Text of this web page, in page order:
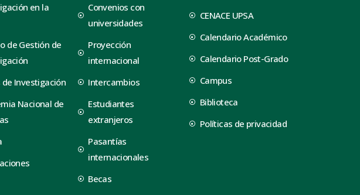
en la
de Gestión de
de Investigación
Nacional de
Convenios con
universidades
Proyección
internacional
Intercambios
Estudiantes
extranjeros
Pasantías
internacionales
Becas
CENACE UPSA
Calendario Académico
Calendario Post-Grado
Campus
Biblioteca
Políticas de privacidad